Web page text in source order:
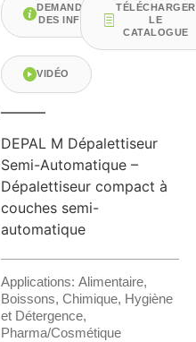
DEMANDER
DES INFOS
TÉLÉCHARGER
LE
CATALOGUE
VIDÉO
DEPAL M Dépalettiseur
Semi-Automatique –
Dépalettiseur compact à
couches semi-
automatique
Applications: Alimentaire,
Boissons, Chimique, Hygiène
et Détergence,
Pharma/Cosmétique